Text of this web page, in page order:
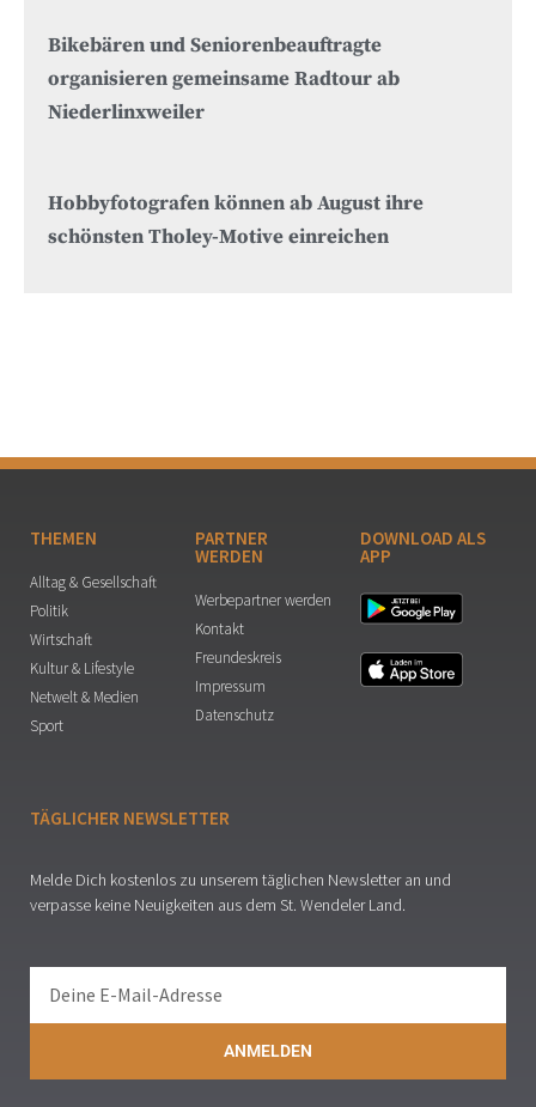
Bikebären und Seniorenbeauftragte
organisieren gemeinsame Radtour ab
Niederlinxweiler
Hobbyfotografen können ab August ihre
schönsten Tholey-Motive einreichen
THEMEN
Alltag & Gesellschaft
Politik
Wirtschaft
Kultur & Lifestyle
Netwelt & Medien
Sport
PARTNER
WERDEN
Werbepartner werden
Kontakt
Freundeskreis
Impressum
Datenschutz
DOWNLOAD ALS
APP
TÄGLICHER NEWSLETTER
Melde Dich kostenlos zu unserem täglichen Newsletter an und
verpasse keine Neuigkeiten aus dem St. Wendeler Land.
ANMELDEN